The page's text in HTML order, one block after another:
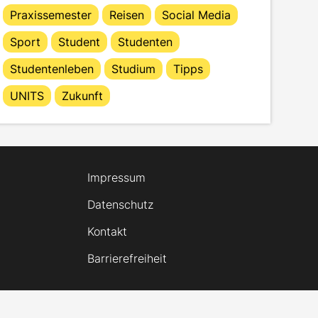
Praxissemester
Reisen
Social Media
Sport
Student
Studenten
Studentenleben
Studium
Tipps
UNITS
Zukunft
Impressum
Datenschutz
Kontakt
Barrierefreiheit